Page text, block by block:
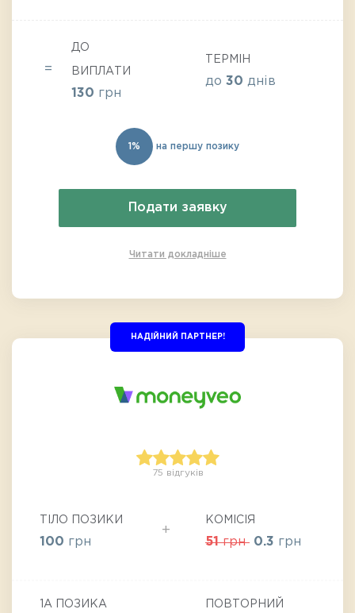
ДО
ВИПЛАТИ
130 грн
ТЕРМІН
до 30 днів
1% на першу позику
Подати заявку
Читати докладніше
НАДІЙНИЙ ПАРТНЕР!
75 відгуків
ТІЛО ПОЗИКИ
100 грн
КОМІСІЯ
51грн 0.3 грн
1А ПОЗИКА ПОВТОРНИЙ